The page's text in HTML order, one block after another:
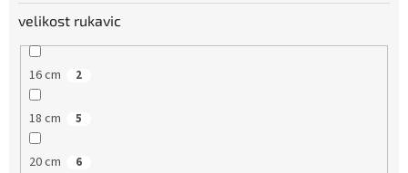
velikost rukavic
16 cm 2
18 cm 5
20 cm 6